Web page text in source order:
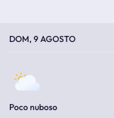
DOM, 9 AGOSTO
Poco nuboso